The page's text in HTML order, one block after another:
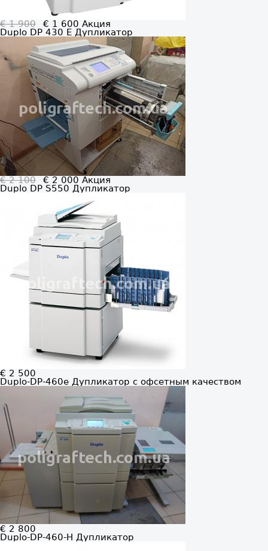
€ 1 900 € 1 600Aкция
Duplo DP 430 E Дупликатор
€ 2 100 € 2 000Aкция
Duplo DP S550 Дупликатор
€ 2 500
Duplo-DP-460e Дупликатор с офсетным качеством
€ 2 800
Duplo-DP-460-H Дупликатор